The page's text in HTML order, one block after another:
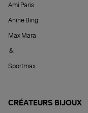
Ami Paris
Anine Bing
Max Mara
&
Sportmax
CRÉATEURS BIJOUX